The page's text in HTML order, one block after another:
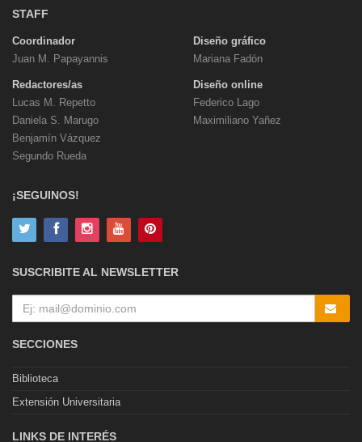
STAFF
Coordinador
Juan M. Papayannis
Redactores/as
Lucas M. Repetto
Daniela S. Marugo
Benjamín Vázquez
Segundo Rueda
Diseño gráfico
Mariana Fadón
Diseño online
Federico Lago
Maximiliano Yañez
¡SEGUINOS!
SUSCRIBITE AL NEWSLETTER
SECCIONES
Biblioteca
Extensión Universitaria
LINKS DE INTERÉS